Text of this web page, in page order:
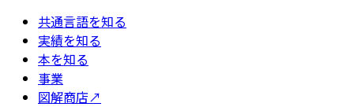
共通言語を知る
実績を知る
本を知る
事業
図解商店↗